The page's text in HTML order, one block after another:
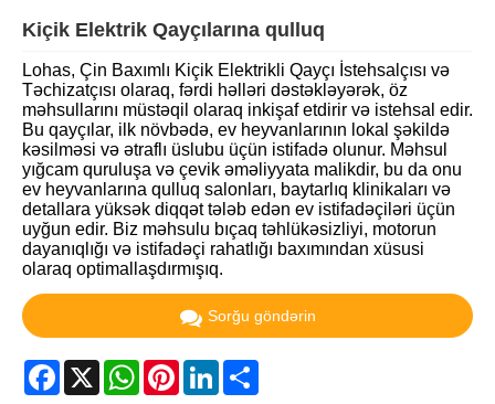
Kiçik Elektrik Qayçılarına qulluq
Lohas, Çin Baxımlı Kiçik Elektrikli Qayçı İstehsalçısı və
Təchizatçısı olaraq, fərdi həlləri dəstəkləyərək, öz
məhsullarını müstəqil olaraq inkişaf etdirir və istehsal edir.
Bu qayçılar, ilk növbədə, ev heyvanlarının lokal şəkildə
kəsilməsi və ətraflı üslubu üçün istifadə olunur. Məhsul
yığcam quruluşa və çevik əməliyyata malikdir, bu da onu
ev heyvanlarına qulluq salonları, baytarlıq klinikaları və
detallara yüksək diqqət tələb edən ev istifadəçiləri üçün
uyğun edir. Biz məhsulu bıçaq təhlükəsizliyi, motorun
dayanıqlığı və istifadəçi rahatlığı baxımından xüsusi
olaraq optimallaşdırmışıq.
Sorğu göndərin
Facebook
X WhatsApp
PinterestLinkedIn